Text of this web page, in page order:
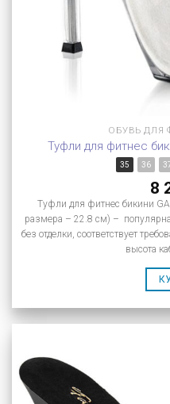
ОБУВЬ ДЛЯ
Туфли для фитнес
35 36
8
Туфли для фитнес бикини
размера – 22.8 см) –
без отделки, соответствует
высота